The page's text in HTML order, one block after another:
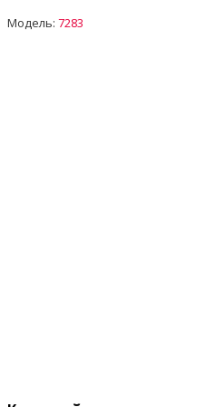
Модель: 7283